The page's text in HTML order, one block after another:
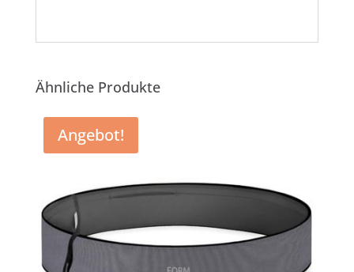
Ähnliche Produkte
Angebot!